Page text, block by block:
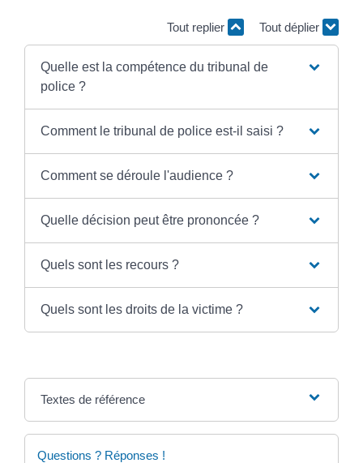
Tout replier Tout déplier
Quelle est la compétence du tribunal de
police ?
Comment le tribunal de police est-il saisi ?
Comment se déroule l'audience ?
Quelle décision peut être prononcée ?
Quels sont les recours ?
Quels sont les droits de la victime ?
Textes de référence
Questions ? Réponses !